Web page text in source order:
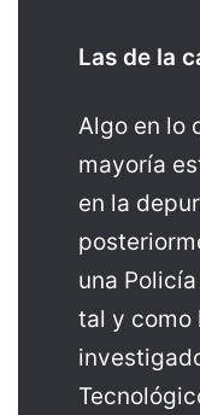
Las de la
Algo en lo
mayoría
en la
una
tal y como